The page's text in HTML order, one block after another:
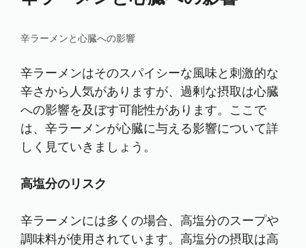
辛ラーメンと心臓への影響
辛ラーメンはそのスパイシーな風味と刺激的な
辛さから人気がありますが、過剰な摂取は心臓
への影響を及ぼす可能性があります。ここで
は、辛ラーメンが心臓に与える影響について詳
しく見ていきましょう。
高塩分のリスク
辛ラーメンには多くの場合、高塩分のスープや
調味料が使用されています。高塩分の摂取は高